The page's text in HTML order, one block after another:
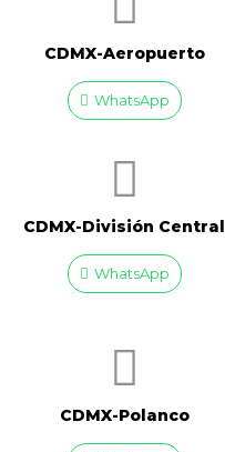
CDMX-Aeropuerto​
WhatsApp
CDMX-División Central
WhatsApp
CDMX-Polanco